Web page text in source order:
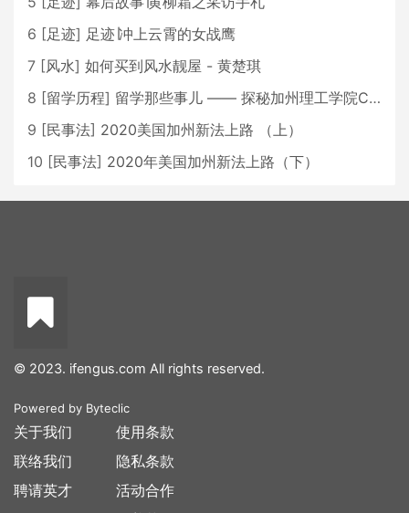
6 [足迹] 足迹∣冲上云霄的女战鹰
7 [风水] 如何买到风水靓屋 - 黄楚琪
8 [留学历程] 留学那些事儿 —— 探秘加州理工学院Caltech博士生活 [上集]
9 [民事法] 2020美国加州新法上路 （上）
10 [民事法] 2020年美国加州新法上路（下）
© 2023. ifengus.com All rights reserved.
Powered by Byteclic
关于我们
联络我们
聘请英才
使用条款
隐私条款
活动合作